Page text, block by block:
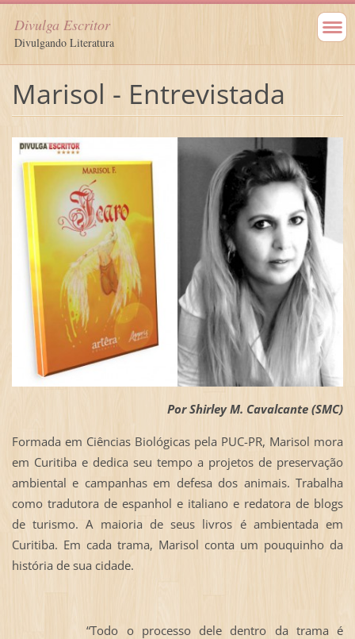
Divulga Escritor
Divulgando Literatura
Marisol - Entrevistada
Por Shirley M. Cavalcante (SMC)
Formada em Ciências Biológicas pela PUC-PR, Marisol mora
em Curitiba e dedica seu tempo a projetos de preservação
ambiental e campanhas em defesa dos animais. Trabalha
como tradutora de espanhol e italiano e redatora de blogs
de turismo. A maioria de seus livros é ambientada em
Curitiba. Em cada trama, Marisol conta um pouquinho da
história de sua cidade.
“Todo o processo dele dentro da trama é